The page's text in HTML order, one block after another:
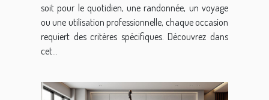
soit pour le quotidien, une randonnée, un voyage
ou une utilisation professionnelle, chaque occasion
requiert des critères spécifiques. Découvrez dans
cet...